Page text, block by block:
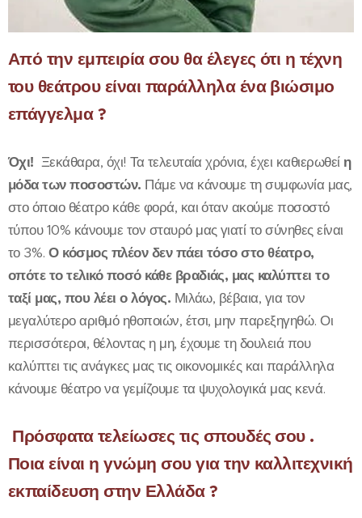
Από την εμπειρία σου θα έλεγες ότι η τέχνη
του θεάτρου είναι παράλληλα ένα βιώσιμο
επάγγελμα ?
Όχι! Ξεκάθαρα, όχι! Τα τελευταία χρόνια, έχει καθιερωθεί η
μόδα των ποσοστών. Πάμε να κάνουμε τη συμφωνία μας,
στο όποιο θέατρο κάθε φορά, και όταν ακούμε ποσοστό
τύπου 10% κάνουμε τον σταυρό μας γιατί το σύνηθες είναι
το 3%.Ο κόσμος πλέον δεν πάει τόσο στο θέατρο,
οπότε το τελικό ποσό κάθε βραδιάς, μας καλύπτει το
ταξί μας, που λέει ο λόγος. Μιλάω, βέβαια, για τον
μεγαλύτερο αριθμό ηθοποιών, έτσι, μην παρεξηγηθώ. Οι
περισσότεροι, θέλοντας η μη, έχουμε τη δουλειά που
καλύπτει τις ανάγκες μας τις οικονομικές και παράλληλα
κάνουμε θέατρο να γεμίζουμε τα ψυχολογικά μας κενά.
Πρόσφατα τελείωσες τις σπουδές σου .
Ποια είναι η γνώμη σου για την καλλιτεχνική
εκπαίδευση στην Ελλάδα ?